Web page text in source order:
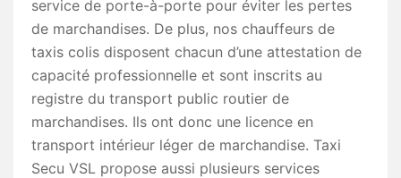
service de porte-à-porte pour éviter les pertes
de marchandises. De plus, nos chauffeurs de
taxis colis disposent chacun d’une attestation de
capacité professionnelle et sont inscrits au
registre du transport public routier de
marchandises. Ils ont donc une licence en
transport intérieur léger de marchandise. Taxi
Secu VSL propose aussi plusieurs services